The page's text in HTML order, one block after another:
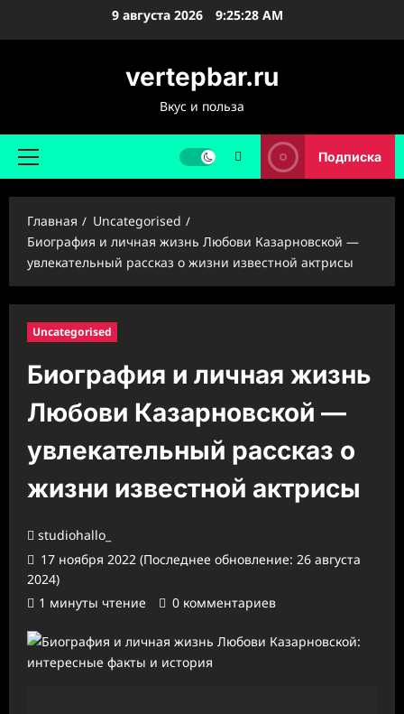
9 августа 2026 9:25:29 AM
vertepbar.ru
Вкус и польза
Основное
Подписка
Главная
Uncategorised
Биография и личная жизнь Любови Казарновской —
увлекательный рассказ о жизни известной актрисы
Uncategorised
Биография и личная жизнь
Любови Казарновской —
увлекательный рассказ о
жизни известной актрисы
studiohallo_
17 ноября 2022 (Последнее обновление: 26 августа
2024)
1 минуты чтение
0 комментариев